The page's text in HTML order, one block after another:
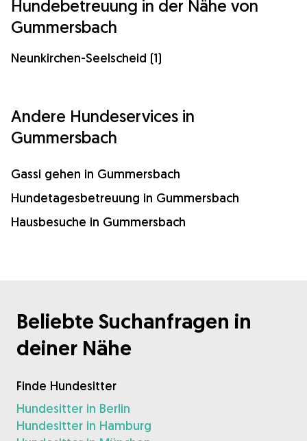
Hundebetreuung in der Nähe von
Gummersbach
Neunkirchen-Seelscheid (1)
Andere Hundeservices in
Gummersbach
Gassi gehen in Gummersbach
Hundetagesbetreuung in Gummersbach
Hausbesuche in Gummersbach
Beliebte Suchanfragen in
deiner Nähe
Finde Hundesitter
Hundesitter in Berlin
Hundesitter in Hamburg